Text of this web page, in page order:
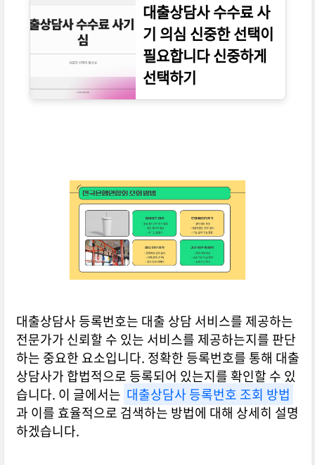
대출상담사 수수료 사
기 의심 신중한 선택이
필요합니다 신중하게
선택하기
▼▼▼ 바로 확인 하면 좋은 글 ▼▼▼
대출상담사 등록번호는 대출 상담 서비스를 제공하는
전문가가 신뢰할 수 있는 서비스를 제공하는지를 판단
하는 중요한 요소입니다. 정확한 등록번호를 통해 대출
상담사가 합법적으로 등록되어 있는지를 확인할 수 있
습니다. 이 글에서는 대출상담사 등록번호 조회 방법
과 이를 효율적으로 검색하는 방법에 대해 상세히 설명
하겠습니다.